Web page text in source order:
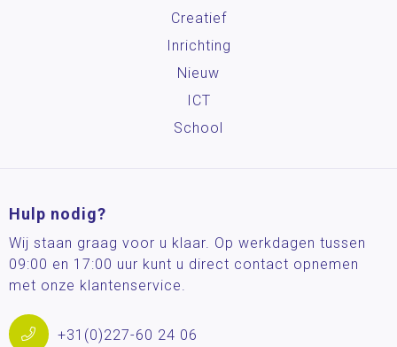
Creatief
Inrichting
Nieuw
ICT
School
Hulp nodig?
Wij staan graag voor u klaar. Op werkdagen tussen
09:00 en 17:00 uur kunt u direct contact opnemen
met onze klantenservice.
+31(0)227-60 24 06